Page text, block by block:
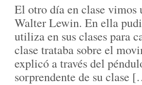
El otro día en clase vimos
Walter Lewin. En ella
utiliza en sus clases para
clase trataba sobre el
explicó a través del
sorprendente de su clase